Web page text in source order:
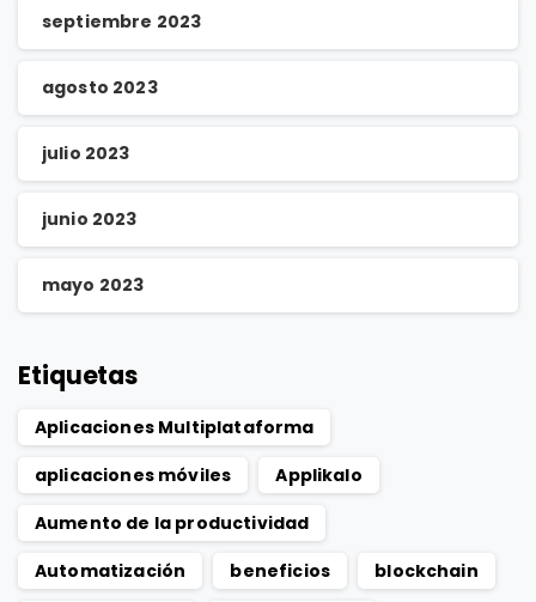
septiembre 2023
agosto 2023
julio 2023
junio 2023
mayo 2023
Etiquetas
Aplicaciones Multiplataforma
aplicaciones móviles
Applikalo
Aumento de la productividad
Automatización
beneficios
blockchain